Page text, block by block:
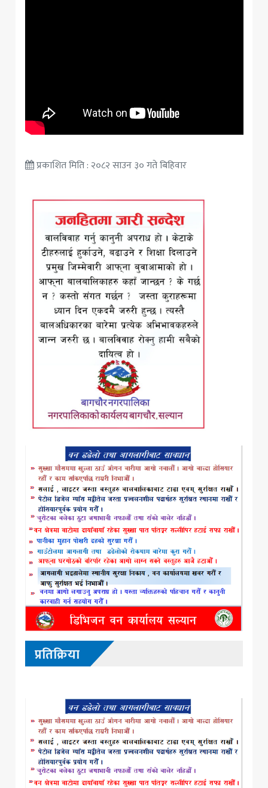
प्रकाशित मिति : २०८२ साउन ३० गते बिहिवार
प्रतिक्रिया